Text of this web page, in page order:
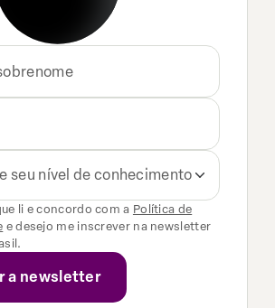
seu nível de conhecimento
li e concordo com a Política de
e desejo me inscrever na newsletter